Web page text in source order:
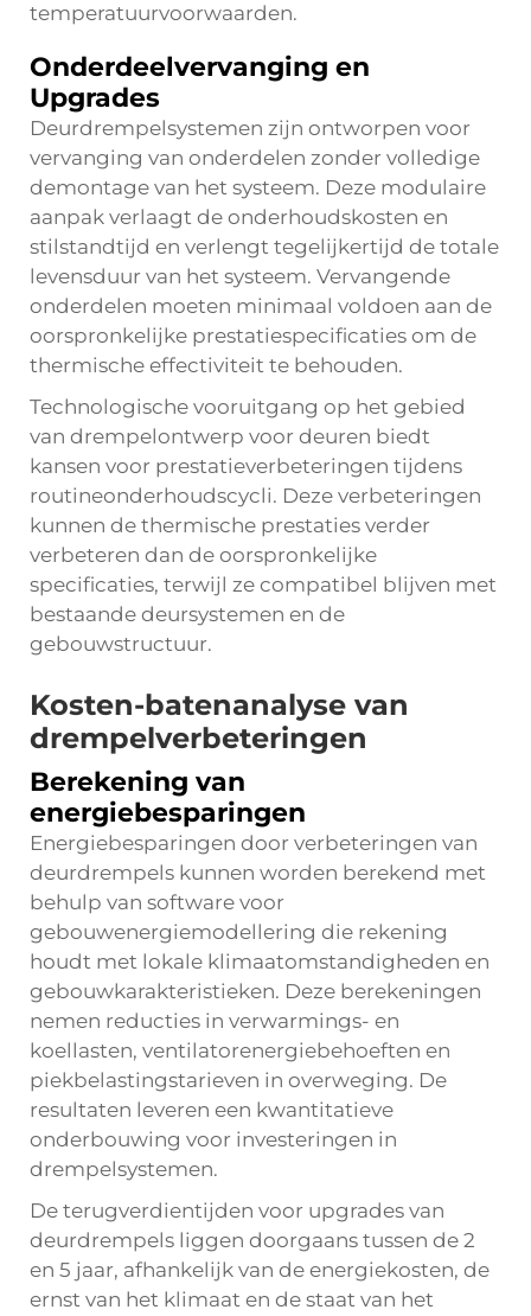
temperatuurvoorwaarden.
Onderdeelvervanging en
Upgrades
Deurdrempelsystemen zijn ontworpen voor
vervanging van onderdelen zonder volledige
demontage van het systeem. Deze modulaire
aanpak verlaagt de onderhoudskosten en
stilstandtijd en verlengt tegelijkertijd de totale
levensduur van het systeem. Vervangende
onderdelen moeten minimaal voldoen aan de
oorspronkelijke prestatiespecificaties om de
thermische effectiviteit te behouden.
Technologische vooruitgang op het gebied
van drempelontwerp voor deuren biedt
kansen voor prestatieverbeteringen tijdens
routineonderhoudscycli. Deze verbeteringen
kunnen de thermische prestaties verder
verbeteren dan de oorspronkelijke
specificaties, terwijl ze compatibel blijven met
bestaande deursystemen en de
gebouwstructuur.
Kosten-batenanalyse van
drempelverbeteringen
Berekening van
energiebesparingen
Energiebesparingen door verbeteringen van
deurdrempels kunnen worden berekend met
behulp van software voor
gebouwenergiemodellering die rekening
houdt met lokale klimaatomstandigheden en
gebouwkarakteristieken. Deze berekeningen
nemen reducties in verwarmings- en
koellasten, ventilatorenergiebehoeften en
piekbelastingstarieven in overweging. De
resultaten leveren een kwantitatieve
onderbouwing voor investeringen in
drempelsystemen.
De terugverdientijden voor upgrades van
deurdrempels liggen doorgaans tussen de 2
en 5 jaar, afhankelijk van de energiekosten, de
ernst van het klimaat en de staat van het